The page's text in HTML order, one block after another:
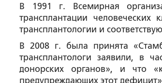
В 1991 г. Всемирная
трансплантации
трансплантологии и
В 2008 г. была принята
трансплантологи заявили, в
донорских органов», и что
предупреждающих этот